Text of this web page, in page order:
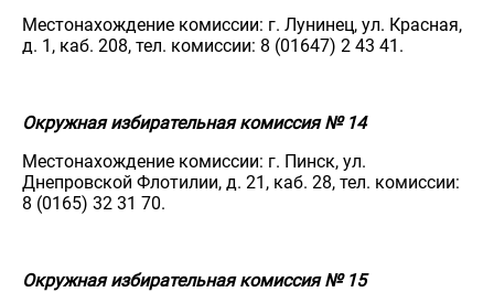
Местонахождение комиссии: г. Лунинец, ул. Красная,
д. 1, каб. 208, тел. комиссии: 8 (01647) 2 43 41.
Окружная избирательная комиссия № 14
Местонахождение комиссии: г. Пинск, ул.
Днепровской Флотилии, д. 21, каб. 28, тел. комиссии:
8 (0165) 32 31 70.
Окружная избирательная комиссия № 15